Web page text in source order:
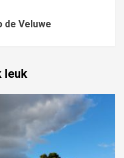
de Veluwe
leuk